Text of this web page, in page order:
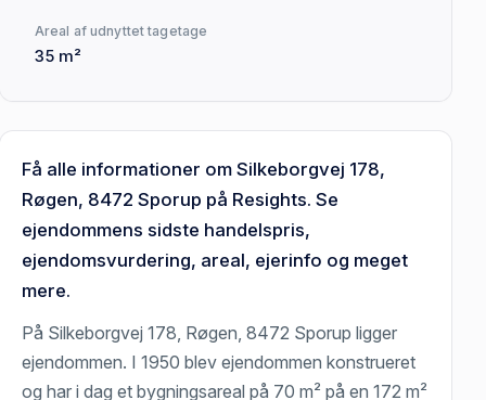
Areal af udnyttet tagetage
35 m²
Få alle informationer om Silkeborgvej 178,
Røgen, 8472 Sporup på Resights. Se
ejendommens sidste handelspris,
ejendomsvurdering, areal, ejerinfo og meget
mere.
På Silkeborgvej 178, Røgen, 8472 Sporup ligger
ejendommen. I 1950 blev ejendommen konstrueret
og har i dag et bygningsareal på 70 m² på en 172 m²